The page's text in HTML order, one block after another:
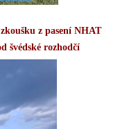
z pasení NHAT
švédské rozhodčí